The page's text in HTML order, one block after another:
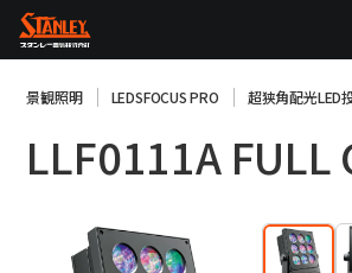
TOP
企業情報
テクノロジー
景観照明 LEDSFOCUS PRO 超狭角配光LED
LLF0111A FULL